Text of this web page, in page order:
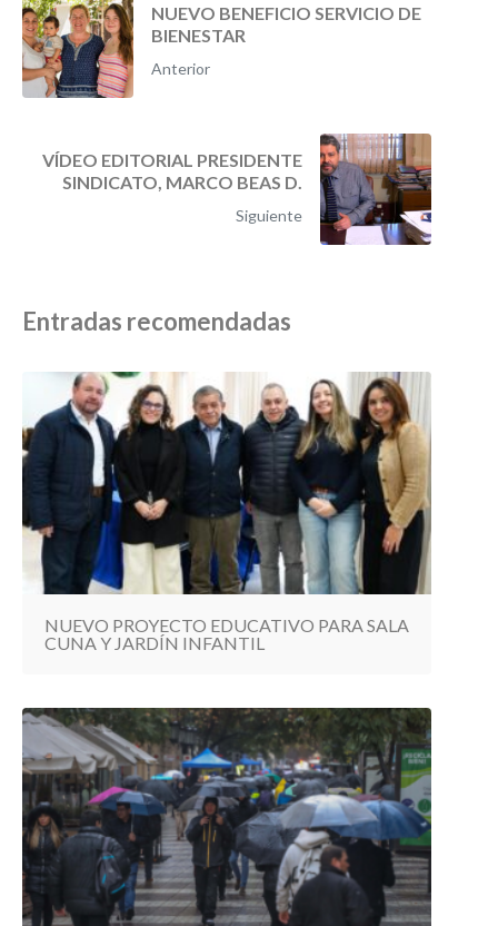
NUEVO BENEFICIO SERVICIO DE
BIENESTAR
Anterior
VÍDEO EDITORIAL PRESIDENTE
SINDICATO, MARCO BEAS D.
Siguiente
Entradas recomendadas
NUEVO PROYECTO EDUCATIVO PARA SALA
CUNA Y JARDÍN INFANTIL